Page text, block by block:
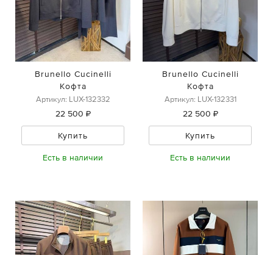
Brunello Cucinelli
Кофта
Артикул: LUX-132332
22 500 ₽
Купить
Есть в наличии
Brunello Cucinelli
Кофта
Артикул: LUX-132331
22 500 ₽
Купить
Есть в наличии